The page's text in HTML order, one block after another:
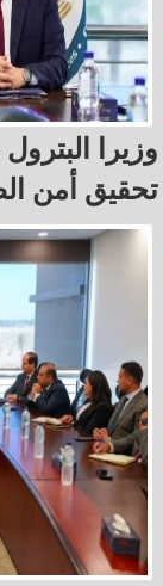
وزيرا
تحقيق أمن